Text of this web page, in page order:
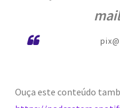
Ouça este conteúdo